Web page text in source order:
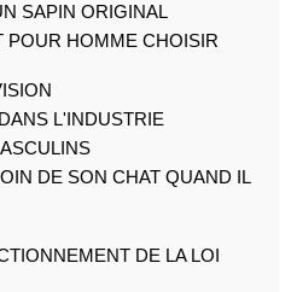
SAPIN ORIGINAL
POUR HOMME CHOISIR
L'INDUSTRIE
DE SON CHAT QUAND IL
DE LA LOI